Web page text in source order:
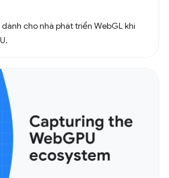
cho nhà phát triển WebGL khi